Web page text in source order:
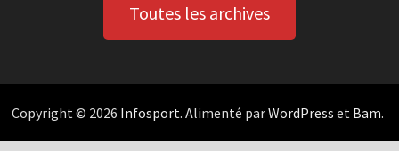
Toutes les archives
Copyright © 2026 Infosport. Alimenté parWordPress et Bam.